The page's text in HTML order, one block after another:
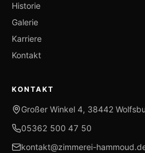
Historie
Galerie
Karriere
Kontakt
KONTAKT
Großer Winkel 4, 38442
05362 500 47 50
kontakt@zimmerei-